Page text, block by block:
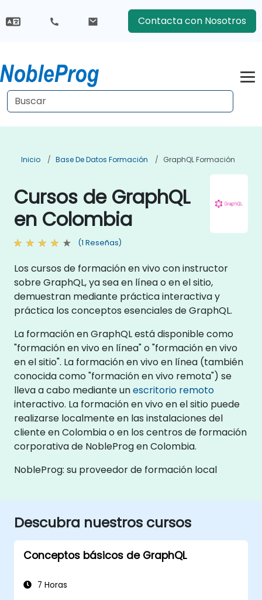
Contacta con Nosotros
Inicio Base De Datos Formación GraphQL Formación
Cursos de GraphQL
en Colombia
(1 Reseñas)
Los cursos de formación en vivo con instructor
sobre GraphQL, ya sea en línea o en el sitio,
demuestran mediante práctica interactiva y
práctica los conceptos esenciales de GraphQL.
La formación en GraphQL está disponible como
"formación en vivo en línea" o "formación en vivo
en el sitio". La formación en vivo en línea (también
conocida como "formación en vivo remota") se
lleva a cabo mediante unescritorio remoto
interactivo. La formación en vivo en el sitio puede
realizarse localmente en las instalaciones del
cliente en Colombia o en los centros de formación
corporativa de NobleProg en Colombia.
NobleProg: su proveedor de formación local
Descubra nuestros cursos
Conceptos básicos de GraphQL
7 Horas